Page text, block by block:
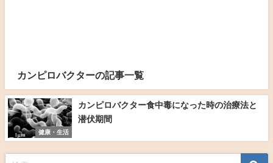
カンピロバクターの記事一覧
健康・生活
カンピロバクター食中毒になった時の治療法と
潜伏期間